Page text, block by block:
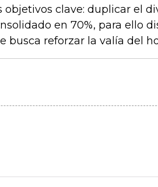
objetivos clave: duplicar el
en 70%, para ello
busca reforzar la valía del